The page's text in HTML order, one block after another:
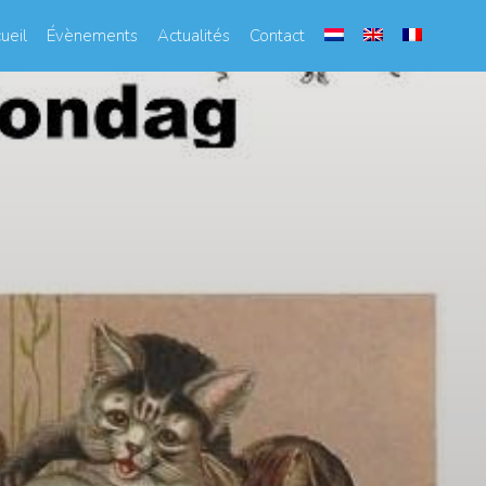
Évènements Actualités Contact